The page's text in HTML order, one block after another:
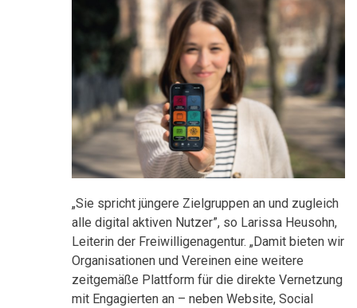
„Sie spricht jüngere Zielgruppen an und zugleich
alle digital aktiven Nutzer”, so Larissa Heusohn,
Leiterin der Freiwilligenagentur. „Damit bieten wir
Organisationen und Vereinen eine weitere
zeitgemäße Plattform für die direkte Vernetzung
mit Engagierten an – neben Website, Social